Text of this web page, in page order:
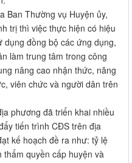
Ban Thường vụ Huyện ủy,
trị thì việc thực hiện có hiệu
dụng đồng bộ các ứng dụng,
làm trung tâm trong công
nâng cao nhận thức, năng
viên chức và người dân trên
phương đã triển khai nhiều
tiến trình CĐS trên địa
kế hoạch đề ra như: tỷ lệ
quyền cấp huyện và